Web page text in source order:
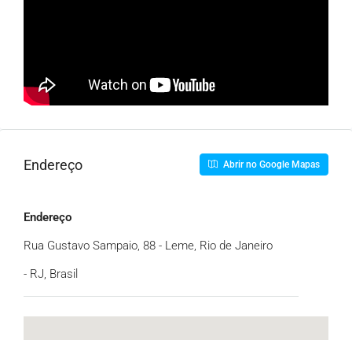
Endereço Abrir no Google Mapas
Endereço
Rua Gustavo Sampaio, 88 - Leme, Rio de Janeiro
- RJ, Brasil